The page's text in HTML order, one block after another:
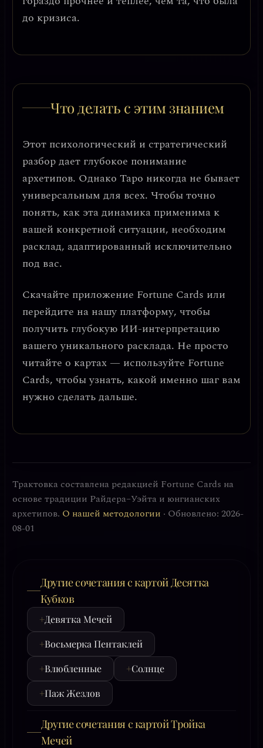
до кризиса.
Что делать с этим знанием
Этот психологический и стратегический
разбор дает глубокое понимание
архетипов. Однако Таро никогда не бывает
универсальным для всех. Чтобы точно
понять, как эта динамика применима к
вашей конкретной ситуации, необходим
расклад, адаптированный исключительно
под вас.
Скачайте приложение Fortune Cards или
перейдите на нашу платформу, чтобы
получить глубокую ИИ-интерпретацию
вашего уникального расклада. Не просто
читайте о картах — используйте Fortune
Cards, чтобы узнать, какой именно шаг вам
нужно сделать дальше.
Трактовка составлена редакцией Fortune Cards на
основе традиции Райдера–Уэйта и юнгианских
архетипов. О нашей методологии · Обновлено: 2026-
08-01
Другие сочетания с картой Десятка
Кубков
+Девятка Мечей
+Восьмерка Пентаклей
+Влюбленные +Солнце
+Паж Жезлов
Другие сочетания с картой Тройка
Мечей